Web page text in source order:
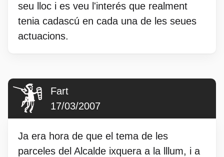
seu lloc i es veu l'interés que realment
tenia cadascú en cada una de les seues
actuacions.
Fart
17/03/2007
Ja era hora de que el tema de les
parceles del Alcalde ixquera a la lllum, i a